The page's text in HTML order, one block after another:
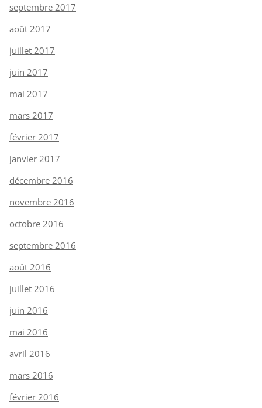
septembre 2017
août 2017
juillet 2017
juin 2017
mai 2017
mars 2017
février 2017
janvier 2017
décembre 2016
novembre 2016
octobre 2016
septembre 2016
août 2016
juillet 2016
juin 2016
mai 2016
avril 2016
mars 2016
février 2016